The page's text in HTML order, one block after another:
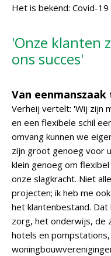
Het is bekend: Covid-
'Onze klanten
ons succes'
Van
Verheij vertelt: 'Wij zijn
en een flexibele schil
omvang kunnen we
zijn groot genoeg voor
klein genoeg om
onze slagkracht. Niet
projecten; ik heb me
het klantenbestand.
zorg, het onderwijs, de
hotels en